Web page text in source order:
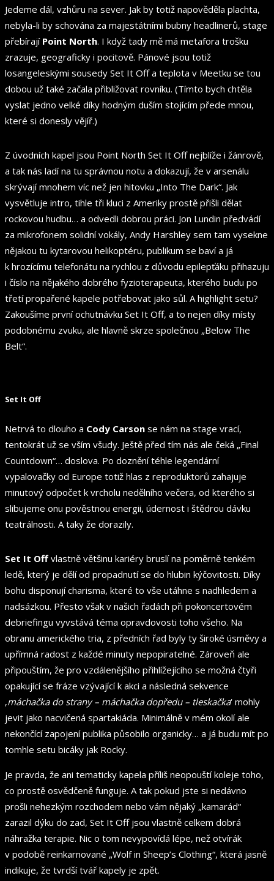
Jedeme dál, vzhůru na sever. Jak by totiž napověděla plachta,
nebyla-li by schována za majestátními bubny headlinerů, stage
přebírají Point North. I když tady mě má metafora trošku
zrazuje, geograficky i pocitově. Pánové jsou totiž
losangeleskými sousedy Set It Off a teplota v Meetku se tou
dobou už také začala přibližovat rovníku. (Tímto bych chtěla
vyslat jedno velké díky hodným duším stojícím přede mnou,
které si donesly vějíř.)
Z úvodních kapel jsou Point North Set It Off nejblíže i žánrově,
a tak nás ladí na tu správnou notu a dokazují, že v arsenálu
skrývají mnohem víc než jen hitovku „Into The Dark“. Jak
vysvětluje intro, tihle tři kluci z Ameriky prostě přišli dělat
rockovou hudbu… a odvedli dobrou práci. Jon Lundin předvádí
za mikrofonem solidní vokály, Andy Harshley sem tam vysekne
nějakou tu kytarovou helikoptéru, publikum se baví a já
k hrozícímu telefonátu na rychlou z důvodu epilepťáku přihazuju
i číslo na nějakého dobrého fyzioterapeuta, kterého budu po
třetí propařené kapele potřebovat jako sůl. A highlight setu?
Zakoušíme první ochutnávku Set It Off, a to nejen díky místy
podobnému zvuku, ale hlavně skrze společnou „Below The
Belt“.
Set It Off
Netrvá to dlouho a Cody Carson se nám na stage vrací,
tentokrát už se vším všudy. Ještě před tím nás ale čeká „Final
Countdown“… doslova. Po doznění téhle legendární
vypalovačky od Europe totiž hlas z reproduktorů zahajuje
minutový odpočet k vrcholu nedělního večera, od kterého si
slibujeme onu pověstnou energii, údernost i štědrou dávku
teatrálnosti. A taky že dorazily.
Set It Off vlastně většinu kariéry bruslí na poměrně tenkém
ledě, který je dělí od propadnutí se do hlubin kýčovitosti. Díky
bohu disponují charisma, které to vše utáhne s nadhledem a
nadsázkou. Přesto však v našich řadách při pokoncertovém
debriefingu vyvstává téma opravdovosti toho všeho. Na
obranu amerického tria, z předních řad byly ty široké úsměvy a
upřímná radost z každé minuty nepopiratelné. Zároveň ale
připouštím, že pro vzdálenějšího přihlížejícího se možná čtyři
opakující se fráze vzývající k akci a následná sekvence
‚máchačka do strany – máchačka dopředu – tleskačka‘ mohly
jevit jako nacvičená spartakiáda. Minimálně v mém okolí ale
nekončící zapojení publika působilo organicky… a já budu mít po
tomhle setu bicáky jak Rocky.
Je pravda, že ani tematicky kapela příliš neopouští koleje toho,
co prostě osvědčeně funguje. A tak pokud jste si nedávno
prošli nehezkým rozchodem nebo vám nějaký „kamarád“
zarazil dýku do zad, Set It Off jsou vlastně celkem dobrá
náhražka terapie. Nic o tom nevypovídá lépe, než otvírák
v podobě reinkarnované „Wolf in Sheep’s Clothing“, která jasně
indikuje, že tvrdší tvář kapely je zpět.